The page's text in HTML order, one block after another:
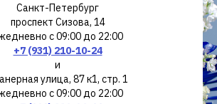
Санкт-Петербург
проспект Сизова, 14
с 09:00 до 22:00
+7 (931) 210-10-24
и
улица, 87 к1, стр. 1
с 09:00 до 22:00